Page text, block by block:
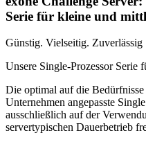
Serie für kleine und
Günstig. Vielseitig. Zuverlässig
Unsere Single-Prozessor Serie
Die optimal auf die
Unternehmen angepasste
ausschließlich auf der
servertypischen Dauerbetrieb